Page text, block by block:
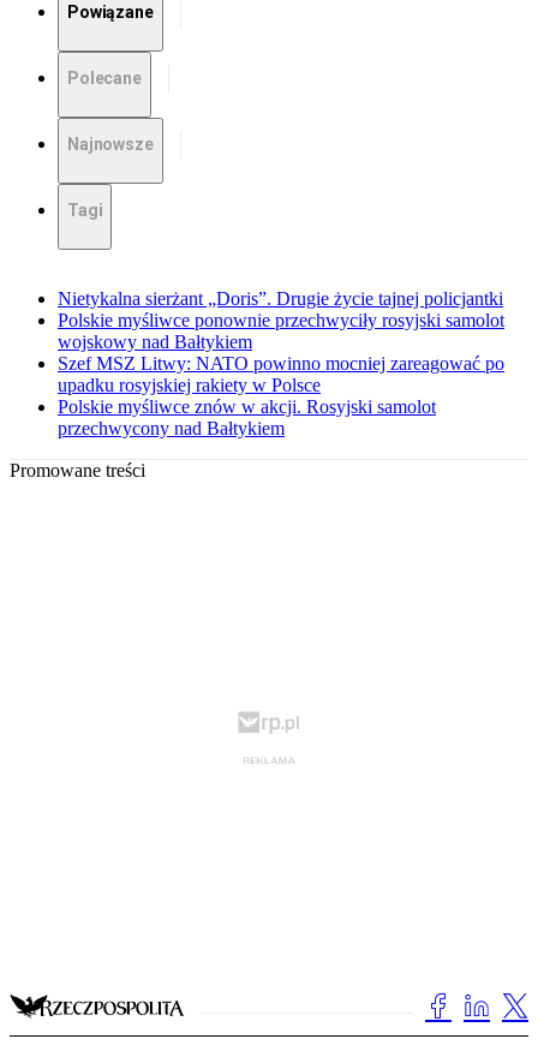
Powiązane
Polecane
Najnowsze
Tagi
Nietykalna sierżant „Doris”. Drugie życie tajnej policjantki
Polskie myśliwce ponownie przechwyciły rosyjski samolot
wojskowy nad Bałtykiem
Szef MSZ Litwy: NATO powinno mocniej zareagować po
upadku rosyjskiej rakiety w Polsce
Polskie myśliwce znów w akcji. Rosyjski samolot
przechwycony nad Bałtykiem
Promowane treści